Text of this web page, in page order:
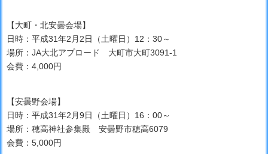
【大町・北安曇会場】
日時：平成31年2月2日（土曜日）12：30～
場所：JA大北アプロード 大町市大町3091-1
会費：4,000円
【安曇野会場】
日時：平成31年2月9日（土曜日）16：00～
場所：穂高神社参集殿 安曇野市穂高6079
会費：5,000円